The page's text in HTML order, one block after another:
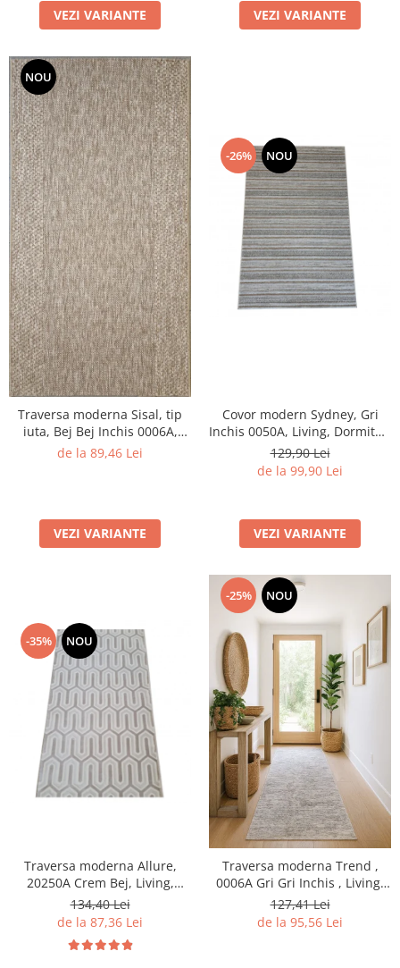
VEZI VARIANTE VEZI VARIANTE
NOU
Traversa moderna Sisal, tip
iuta, Bej Bej Inchis 0006A,
Living, Dormitor, Hol,
de la 89,46 Lei
VEZI VARIANTE
-26% NOU
Covor modern Sydney, Gri
Inchis 0050A, Living, Dormitor,
Hol, Bucatarie, 200 x 290 cm
129,90 Lei
de la 99,90 Lei
VEZI VARIANTE
-35% NOU
Traversa moderna Allure,
20250A Crem Bej, Living,
Dormitor, Hol
134,40 Lei
de la 87,36 Lei
-25% NOU
Traversa moderna Trend ,
0006A Gri Gri Inchis , Living,
Dormitor, Hol
127,41 Lei
de la 95,56 Lei